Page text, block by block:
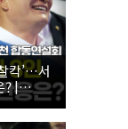
칵’…서
? |
원 후